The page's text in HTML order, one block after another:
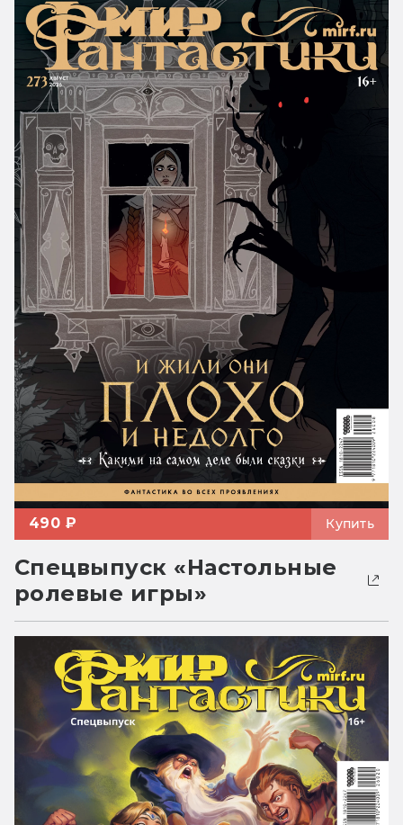
490 ₽ Купить
Спецвыпуск «Настольные
ролевые игры»